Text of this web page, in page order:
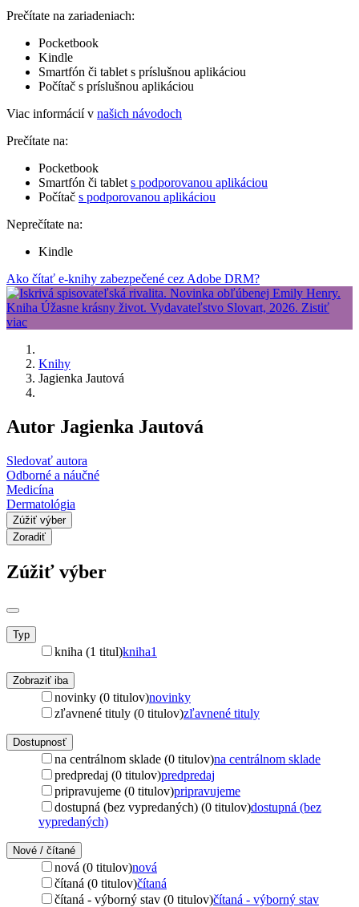
Prečítate na zariadeniach:
Pocketbook
Kindle
Smartfón či tablet s príslušnou aplikáciou
Počítač s príslušnou aplikáciou
Viac informácií v našich návodoch
Prečítate na:
Pocketbook
Smartfón či tablet s podporovanou aplikáciou
Počítač s podporovanou aplikáciou
Neprečítate na:
Kindle
Ako čítať e-knihy zabezpečené cez Adobe DRM?
Knihy
Jagienka Jautová
Autor Jagienka Jautová
Sledovať autora
Odborné a náučné
Medicína
Dermatológia
Zúžiť výber
Zoradiť
Zúžiť výber
Typ
kniha (1 titul)kniha1
Zobraziť iba
novinky (0 titulov)novinky
zľavnené tituly (0 titulov)zľavnené tituly
Dostupnosť
na centrálnom sklade (0 titulov)na centrálnom sklade
predpredaj (0 titulov)predpredaj
pripravujeme (0 titulov)pripravujeme
dostupná (bez vypredaných) (0 titulov)dostupná (bez
vypredaných)
Nové / čítané
nová (0 titulov)nová
čítaná (0 titulov)čítaná
čítaná - výborný stav (0 titulov)čítaná - výborný stav